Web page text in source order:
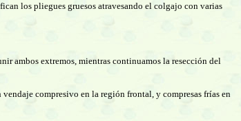
los pliegues gruesos atravesando el colgajo con varias
ambos extremos, mientras continuamos la resección del
compresivo en la región frontal, y compresas frías en